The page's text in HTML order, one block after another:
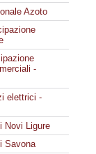
Azoto
-
elettrici -
Novi Ligure
Savona